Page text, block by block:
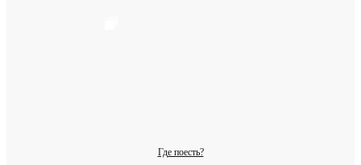
Где поесть?